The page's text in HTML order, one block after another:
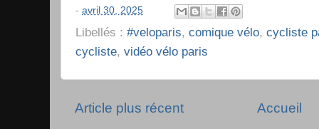
- avril 30, 2025
Libellés : #veloparis, comique vélo, cycliste
cycliste, vidéo vélo paris
Article plus récent Accueil